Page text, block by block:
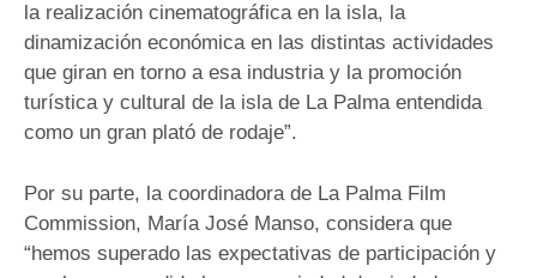
la realización cinematográfica en la isla, la
dinamización económica en las distintas actividades
que giran en torno a esa industria y la promoción
turística y cultural de la isla de La Palma entendida
como un gran plató de rodaje”.
Por su parte, la coordinadora de La Palma Film
Commission, María José Manso, considera que
“hemos superado las expectativas de participación y